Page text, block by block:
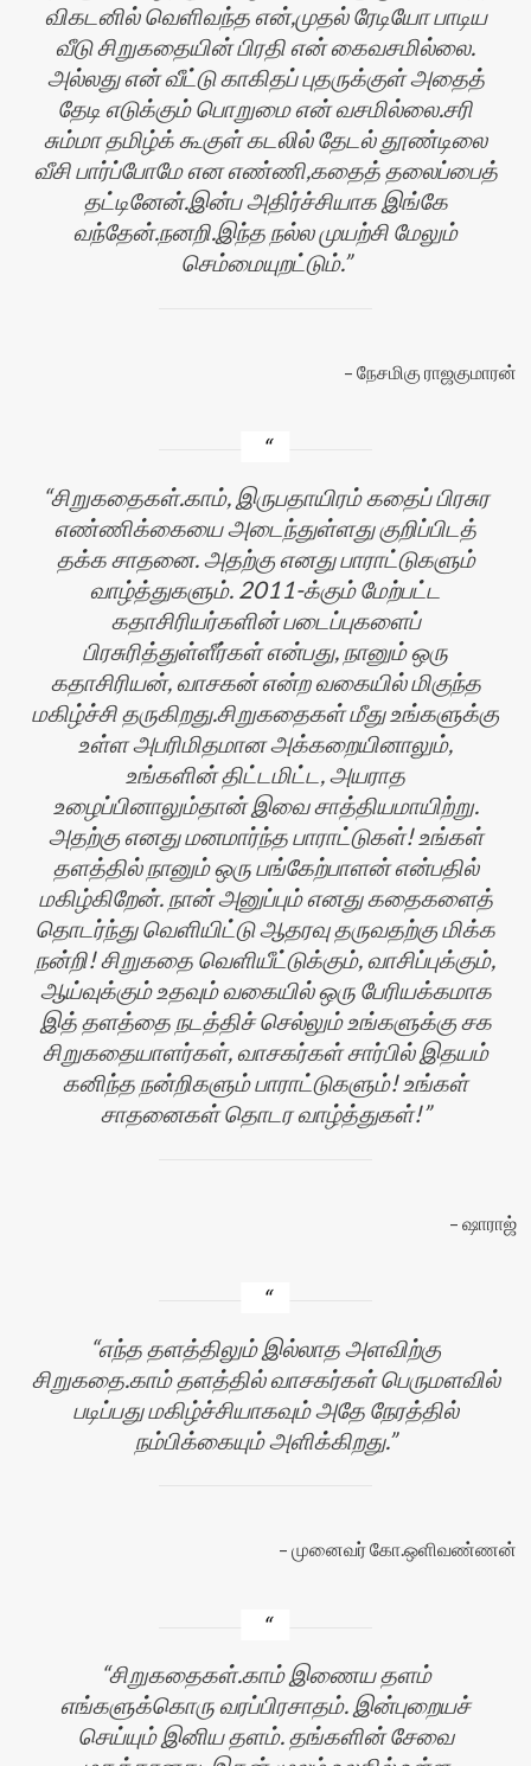
விகடனில் வெளிவந்த என்,முதல் ரேடியோ பாடிய
வீடு சிறுகதையின் பிரதி என் கைவசமில்லை.
அல்லது என் வீட்டு காகிதப் புதருக்குள் அதைத்
தேடி எடுக்கும் பொறுமை என் வசமில்லை.சரி
சும்மா தமிழ்க் கூகுள் கடலில் தேடல் தூண்டிலை
வீசி பார்ப்போமே என எண்ணி,கதைத் தலைப்பைத்
தட்டினேன்.இன்ப அதிர்ச்சியாக இங்கே
வந்தேன்.நனறி.இந்த நல்ல முயற்சி மேலும்
செம்மையுறட்டும்.
நேசமிகு ராஜகுமாரன்
சிறுகதைகள்.காம், இருபதாயிரம் கதைப் பிரசுர
எண்ணிக்கையை அடைந்துள்ளது குறிப்பிடத்
தக்க சாதனை. அதற்கு எனது பாராட்டுகளும்
வாழ்த்துகளும். 2011-க்கும் மேற்பட்ட
கதாசிரியர்களின் படைப்புகளைப்
பிரசுரித்துள்ளீர்கள் என்பது, நானும் ஒரு
கதாசிரியன், வாசகன் என்ற வகையில் மிகுந்த
மகிழ்ச்சி தருகிறது.சிறுகதைகள் மீது உங்களுக்கு
உள்ள அபரிமிதமான அக்கறையினாலும்,
உங்களின் திட்டமிட்ட, அயராத
உழைப்பினாலும்தான் இவை சாத்தியமாயிற்று.
அதற்கு எனது மனமார்ந்த பாராட்டுகள்! உங்கள்
தளத்தில் நானும் ஒரு பங்கேற்பாளன் என்பதில்
மகிழ்கிறேன். நான் அனுப்பும் எனது கதைகளைத்
தொடர்ந்து வெளியிட்டு ஆதரவு தருவதற்கு மிக்க
நன்றி! சிறுகதை வெளியீட்டுக்கும், வாசிப்புக்கும்,
ஆய்வுக்கும் உதவும் வகையில் ஒரு பேரியக்கமாக
இத் தளத்தை நடத்திச் செல்லும் உங்களுக்கு சக
சிறுகதையாளர்கள், வாசகர்கள் சார்பில் இதயம்
கனிந்த நன்றிகளும் பாராட்டுகளும்! உங்கள்
சாதனைகள் தொடர வாழ்த்துகள்!
ஷாராஜ்
எந்த தளத்திலும் இல்லாத அளவிற்கு
சிறுகதை.காம் தளத்தில் வாசகர்கள் பெருமளவில்
படிப்பது மகிழ்ச்சியாகவும் அதே நேரத்தில்
நம்பிக்கையும் அளிக்கிறது.
முனைவர் கோ.ஒளிவண்ணன்
சிறுகதைகள்.காம் இணைய தளம்
எங்களுக்கொரு வரப்பிரசாதம். இன்புறையச்
செய்யும் இனிய தளம். தங்களின் சேவை